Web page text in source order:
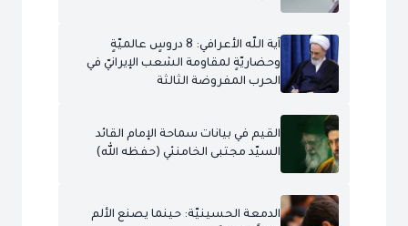
آية اللّه الأعرافي: 8 دروسٍ عالميّةٍ
وحضاريّةٍ لمقاومة الشعب الإيرانيّ في
الحرب المفروضة الثالثة
القيم في بيانات سماحة الإمام القائد
السيّد مجتبى الخامنئي (حفظه الله)
الدمعة الحسينيّة: حينما يصنع الألم